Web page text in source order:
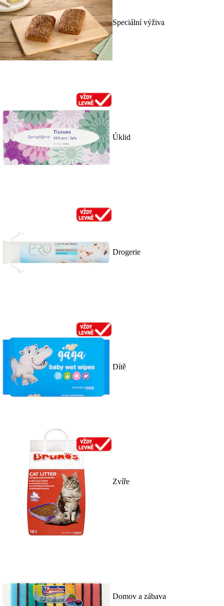
Speciální výživa
Úklid
Drogerie
Dítě
Zvíře
Domov a zábava